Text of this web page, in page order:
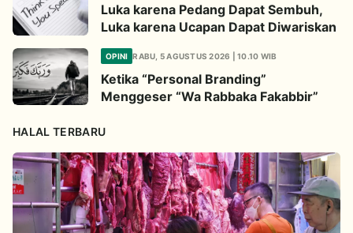
Luka karena Pedang Dapat Sembuh,
Luka karena Ucapan Dapat Diwariskan
OPINI RABU, 5 AGUSTUS 2026 | 10.10 WIB
Ketika “Personal Branding”
Menggeser “Wa Rabbaka Fakabbir”
HALAL TERBARU